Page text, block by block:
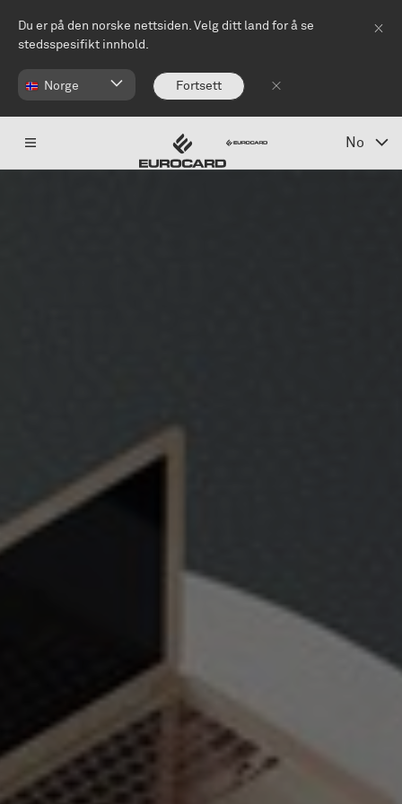
Du er på den norske nettsiden. Velg ditt land for å se
stedsspesifikt innhold.
Norge Fortsett
No